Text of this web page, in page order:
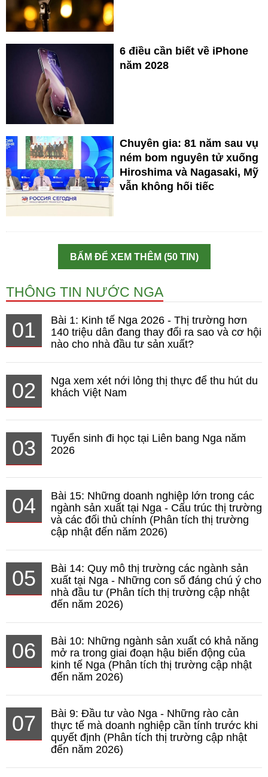
6 điều cần biết về iPhone
năm 2028
Chuyên gia: 81 năm sau vụ
ném bom nguyên tử xuống
Hiroshima và Nagasaki, Mỹ
vẫn không hối tiếc
BẤM ĐỂ XEM THÊM (50 TIN)
THÔNG TIN NƯỚC NGA
01
Bài 1: Kinh tế Nga 2026 - Thị trường hơn
140 triệu dân đang thay đổi ra sao và cơ hội
nào cho nhà đầu tư sản xuất?
02
Nga xem xét nới lỏng thị thực để thu hút du
khách Việt Nam
03
Tuyển sinh đi học tại Liên bang Nga năm
2026
04
Bài 15: Những doanh nghiệp lớn trong các
ngành sản xuất tại Nga - Cấu trúc thị trường
và các đối thủ chính (Phân tích thị trường
cập nhật đến năm 2026)
05
Bài 14: Quy mô thị trường các ngành sản
xuất tại Nga - Những con số đáng chú ý cho
nhà đầu tư (Phân tích thị trường cập nhật
đến năm 2026)
06
Bài 10: Những ngành sản xuất có khả năng
mở ra trong giai đoạn hậu biến động của
kinh tế Nga (Phân tích thị trường cập nhật
đến năm 2026)
07
Bài 9: Đầu tư vào Nga - Những rào cản
thực tế mà doanh nghiệp cần tính trước khi
quyết định (Phân tích thị trường cập nhật
đến năm 2026)